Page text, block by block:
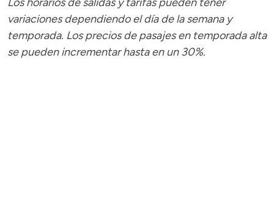
variaciones dependiendo el día de la semana y
temporada. Los precios de pasajesen temporada alta
se pueden incrementar hasta en un 30%.